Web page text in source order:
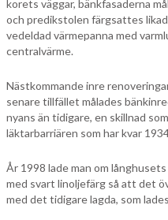
korets väggar, bänkfasaderna
och predikstolen färgsattes
vedeldad värmepanna med
centralvärme.
Nästkommande inre
senare tillfället målades
nyans än tidigare, en skillnad
läktarbarriären som har kvar
År 1998 lade man om
med svart linoljefärg så att det
med det tidigare lagda, som